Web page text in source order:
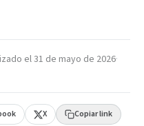
el31 de mayo de 2026·
X Copiar link